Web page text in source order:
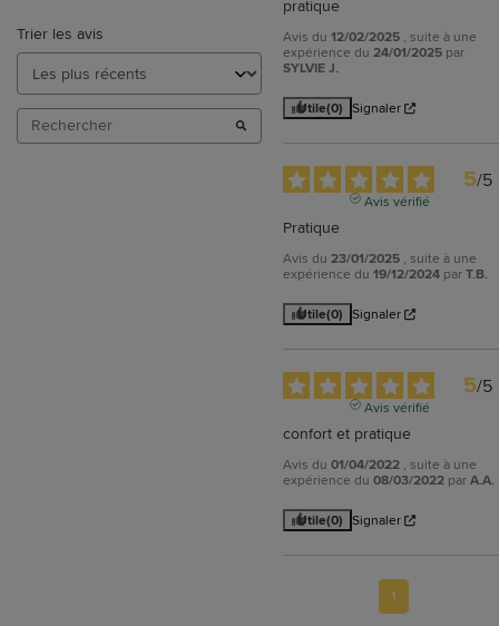
Trier les avis
pratique
Avis du12/02/2025 , suite à une
expérience du24/01/2025 par
SYLVIE J.
Utile(0) Signaler
5/5
Avis vérifié
Pratique
Avis du23/01/2025 , suite à une
expérience du19/12/2024 parT.B.
Utile(0) Signaler
5/5
Avis vérifié
confort et pratique
Avis du01/04/2022 , suite à une
expérience du08/03/2022 parA.A.
Utile(0) Signaler
1